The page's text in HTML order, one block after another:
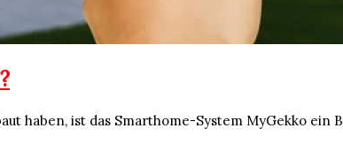
haben, ist das Smarthome-System MyGekko